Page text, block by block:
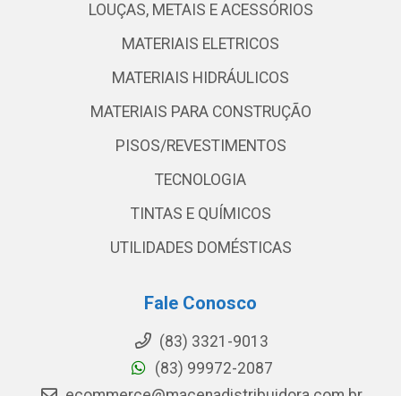
LOUÇAS, METAIS E ACESSÓRIOS
MATERIAIS ELETRICOS
MATERIAIS HIDRÁULICOS
MATERIAIS PARA CONSTRUÇÃO
PISOS/REVESTIMENTOS
TECNOLOGIA
TINTAS E QUÍMICOS
UTILIDADES DOMÉSTICAS
Fale Conosco
(83) 3321-9013
(83) 99972-2087